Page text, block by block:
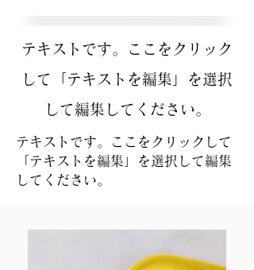
テキストです。ここをクリック
して「テキストを編集」を選択
して編集してください。
テキストです。ここをクリックして
「テキストを編集」を選択して編集
してください。